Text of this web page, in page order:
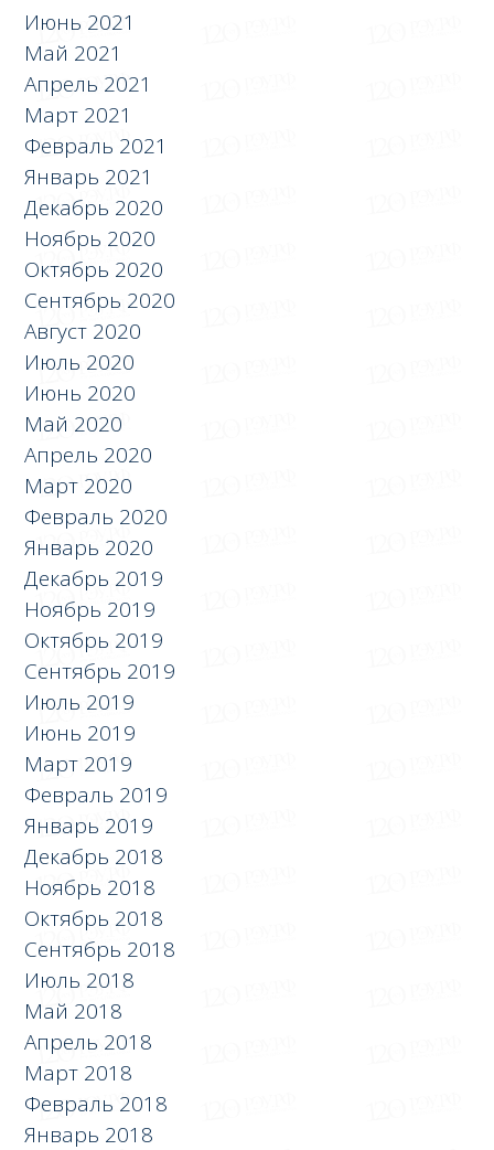
Июнь 2021
Май 2021
Апрель 2021
Март 2021
Февраль 2021
Январь 2021
Декабрь 2020
Ноябрь 2020
Октябрь 2020
Сентябрь 2020
Август 2020
Июль 2020
Июнь 2020
Май 2020
Апрель 2020
Март 2020
Февраль 2020
Январь 2020
Декабрь 2019
Ноябрь 2019
Октябрь 2019
Сентябрь 2019
Июль 2019
Июнь 2019
Март 2019
Февраль 2019
Январь 2019
Декабрь 2018
Ноябрь 2018
Октябрь 2018
Сентябрь 2018
Июль 2018
Май 2018
Апрель 2018
Март 2018
Февраль 2018
Январь 2018